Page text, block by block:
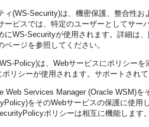
ィ(WS-Security)は、機密保護、整合性
ービスでは、特定のユーザーとしてサ
WS-Securityが使用されます。詳細は、
ージを参照してください。
Policy)は、Webサービスにポリシー
リシーが使用されます。サポートされ
Web Services Manager (Oracle WSM)を
をそのWebサービスの保護に使
ポリシーは相互に機能します